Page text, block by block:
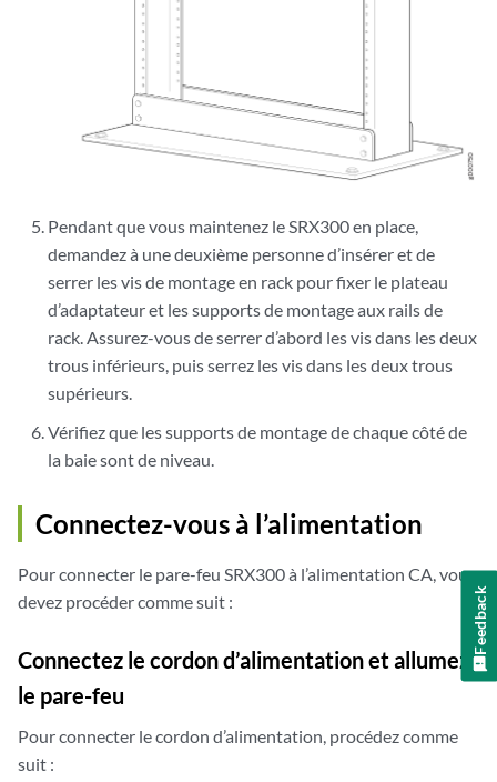
Pendant que vous maintenez le SRX300 en place,
demandez à une deuxième personne d’insérer et de
serrer les vis de montage en rack pour fixer le plateau
d’adaptateur et les supports de montage aux rails de
rack. Assurez-vous de serrer d’abord les vis dans les deux
trous inférieurs, puis serrez les vis dans les deux trous
supérieurs.
Vérifiez que les supports de montage de chaque côté de
la baie sont de niveau.
Connectez-vous à l’alimentation
Pour connecter le pare-feu SRX300 à l’alimentation CA, vous
devez procéder comme suit :
Connectez le cordon d’alimentation et allumez
le pare-feu
Pour connecter le cordon d’alimentation, procédez comme
suit :
Feedback